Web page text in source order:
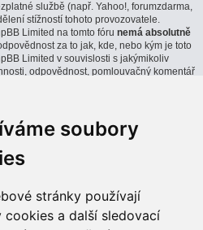
soubory
stránky používají
cookies a další sledovací
službě (např. Yahoo!, forumzdarma,
stížností tohoto provozovatele.
Limited na tomto fóru nemá absolutně
za to jak, kde, nebo kým je toto
Limited v souvislosti s jakýmikoliv
odpovědnost, pomlouvačný komentář
pošlete email phpBB Limited týkající se
žádnou odpověď.
fóra?
„Kontaktujte nás“, který se
je tato možnost povolena